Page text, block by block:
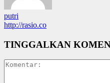
putri
http://rasio.co
TINGGALKAN